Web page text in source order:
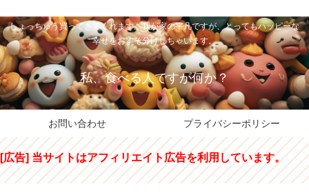
しょっちゅう買ってきてくれます。我が家の平凡ですが、とってもハッピーな
幸せをおすそ分けしちゃいます。
私、食べる人ですが何か？
お問い合わせ プライバシーポリシー
[広告] 当サイトはアフィリエイト広告を利用しています。